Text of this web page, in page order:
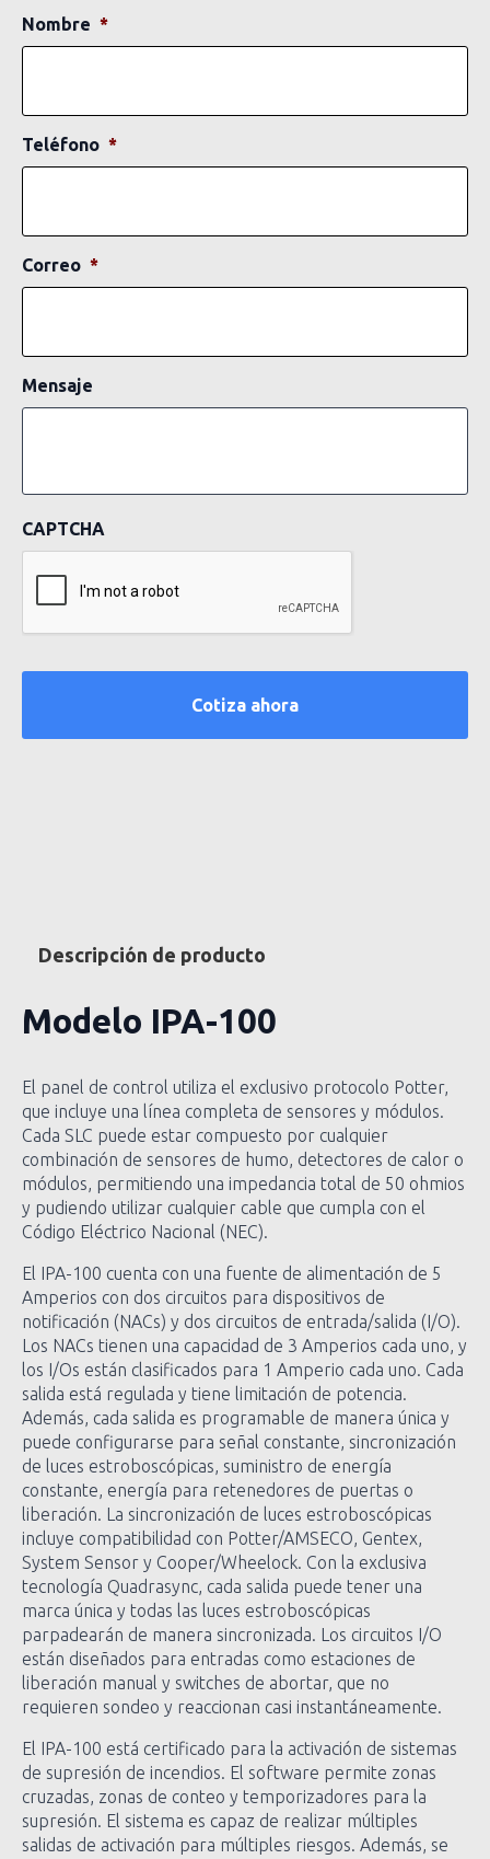
Nombre *
Teléfono *
Correo *
Mensaje
CAPTCHA
Descripción de producto
Modelo IPA-100
El panel de control utiliza el exclusivo protocolo Potter,
que incluye una línea completa de sensores y módulos.
Cada SLC puede estar compuesto por cualquier
combinación de sensores de humo, detectores de calor o
módulos, permitiendo una impedancia total de 50 ohmios
y pudiendo utilizar cualquier cable que cumpla con el
Código Eléctrico Nacional (NEC).
El IPA-100 cuenta con una fuente de alimentación de 5
Amperios con dos circuitos para dispositivos de
notificación (NACs) y dos circuitos de entrada/salida (I/O).
Los NACs tienen una capacidad de 3 Amperios cada uno, y
los I/Os están clasificados para 1 Amperio cada uno. Cada
salida está regulada y tiene limitación de potencia.
Además, cada salida es programable de manera única y
puede configurarse para señal constante, sincronización
de luces estroboscópicas, suministro de energía
constante, energía para retenedores de puertas o
liberación. La sincronización de luces estroboscópicas
incluye compatibilidad con Potter/AMSECO, Gentex,
System Sensor y Cooper/Wheelock. Con la exclusiva
tecnología Quadrasync, cada salida puede tener una
marca única y todas las luces estroboscópicas
parpadearán de manera sincronizada. Los circuitos I/O
están diseñados para entradas como estaciones de
liberación manual y switches de abortar, que no
requieren sondeo y reaccionan casi instantáneamente.
El IPA-100 está certificado para la activación de sistemas
de supresión de incendios. El software permite zonas
cruzadas, zonas de conteo y temporizadores para la
supresión. El sistema es capaz de realizar múltiples
salidas de activación para múltiples riesgos. Además, se